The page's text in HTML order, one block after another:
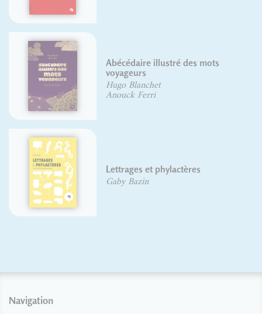
Abécédaire illustré des mots
voyageurs
Hugo Blanchet
Anouck Ferri
Lettrages et phylactères
Gaby Bazin
Navigation